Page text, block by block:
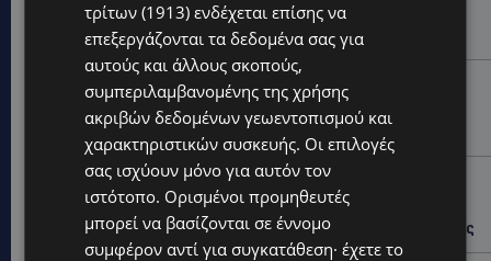
VIRAL: Κοράκι πήρε στο κυνήγι γυναίκα – Η
απρόσμενη επίθεση καταγράφηκε σε βίντεο
UPDATES
ΕΤΟΙΜΑΣΤΕΙΤΕ ΓΙΑ ΚΑΘΥΣΤΕΡΗΣΕΙΣ: Κλειστή λωρίδα
στον αυτοκινητόδρομο Αμμοχώστου – Λάρνακας
UPDATES
ΙΣΑΑΚ-ΣΟΛΩΜΟΥ: Κλείνουν συμβολικά οδοφράγματα
την Παρασκευή – Πού και τι ώρα θα γίνουν οι δράσεις
τρίτων (1913) ενδέχεται επίσης να
επεξεργάζονται τα δεδομένα σας για
αυτούς και άλλους σκοπούς,
συμπεριλαμβανομένης της χρήσης
ακριβών δεδομένων γεωεντοπισμού και
χαρακτηριστικών συσκευής. Οι επιλογές
σας ισχύουν μόνο για αυτόν τον
ιστότοπο. Ορισμένοι προμηθευτές
μπορεί να βασίζονται σε έννομο
συμφέρον αντί για συγκατάθεση· έχετε το